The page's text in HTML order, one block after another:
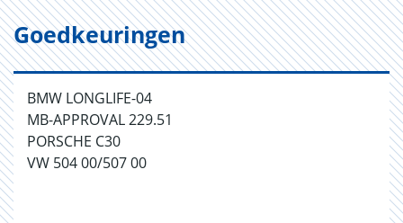
Goedkeuringen
BMW LONGLIFE-04
MB-APPROVAL 229.51
PORSCHE C30
VW 504 00/507 00